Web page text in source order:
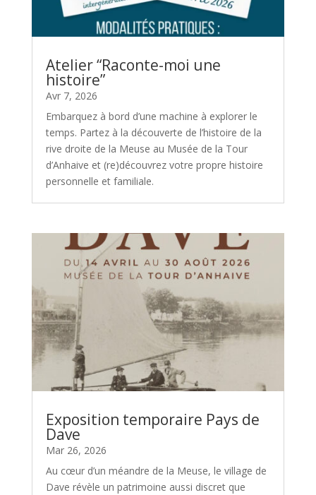
Atelier “Raconte-moi une
histoire”
Avr 7, 2026
Embarquez à bord d’une machine à explorer le
temps. Partez à la découverte de l’histoire de la
rive droite de la Meuse au Musée de la Tour
d’Anhaive et (re)découvrez votre propre histoire
personnelle et familiale.
Exposition temporaire Pays de
Dave
Mar 26, 2026
Au cœur d’un méandre de la Meuse, le village de
Dave révèle un patrimoine aussi discret que